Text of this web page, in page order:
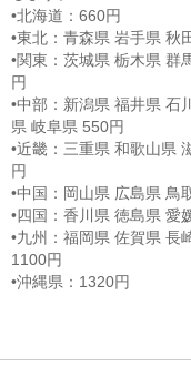
•北海道：660円
•東北：青森県 岩手県 秋
•関東：茨城県 栃木県 群
円
•中部：新潟県 福井県 石
県 岐阜県 550円
•近畿：三重県 和歌山県
円
•中国：岡山県 広島県 鳥
•四国：香川県 徳島県 愛
•九州：福岡県 佐賀県 長
1100円
•沖縄県：1320円